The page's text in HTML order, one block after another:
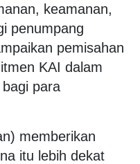
keamanan,
penumpang
pemisahan
KAI dalam
para
memberikan
itu lebih dekat